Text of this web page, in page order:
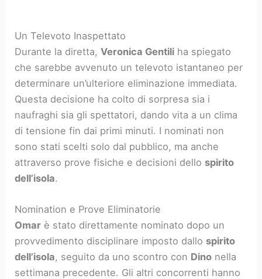
Un Televoto Inaspettato
Durante la diretta,Veronica Gentili ha spiegato
che sarebbe avvenuto un televoto istantaneo per
determinare un’ulteriore eliminazione immediata.
Questa decisione ha colto di sorpresa sia i
naufraghi sia gli spettatori, dando vita a un clima
di tensione fin dai primi minuti. I nominati non
sono stati scelti solo dal pubblico, ma anche
attraverso prove fisiche e decisioni dello spirito
dell’isola.
Nomination e Prove Eliminatorie
Omar è stato direttamente nominato dopo un
provvedimento disciplinare imposto dallo spirito
dell’isola, seguito da uno scontro con Dino nella
settimana precedente. Gli altri concorrenti hanno